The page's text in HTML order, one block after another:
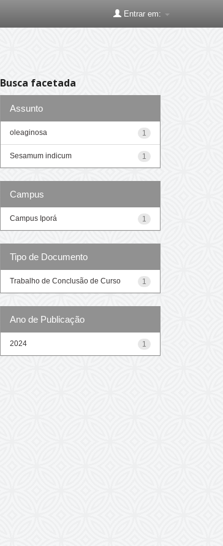
Entrar em:
Busca facetada
Assunto
1
oleaginosa
1
Sesamum indicum
Campus
1
Campus Iporá
Tipo de Documento
1
Trabalho de Conclusão de Curso
Ano de Publicação
1
2024